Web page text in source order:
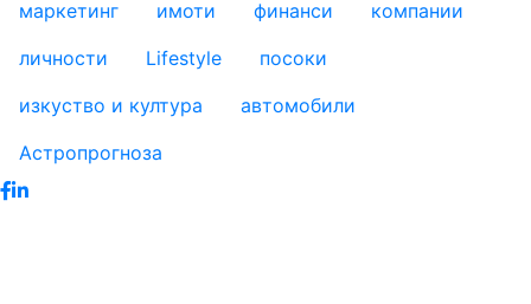
маркетинг
имоти финанси
компании
личности
Lifestyle
посоки
изкуство и култура
автомобили
Астропрогноза